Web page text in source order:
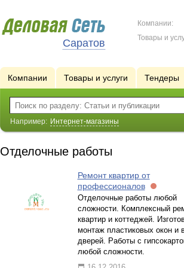
Саратов
Компании:
Товары и
Компании Товары и услуги Тендеры
Например: Интернет-магазины
Отделочные работы
Ремонт квартир от
профессионалов
Отделочные работы любой
сложности. Комплексный
квартир и коттеджей.
монтаж пластиковых окон и
дверей. Работы с
любой сложности.